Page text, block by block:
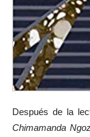
Después de la
Chimamanda